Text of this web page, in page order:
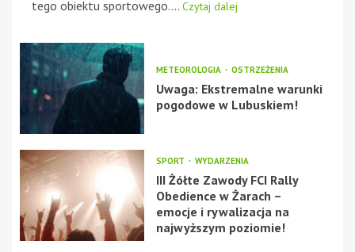
tego obiektu sportowego.... Czytaj dalej
METEOROLOGIA OSTRZEŻENIA
Uwaga: Ekstremalne warunki
pogodowe w Lubuskiem!
SPORT WYDARZENIA
III Żółte Zawody FCI Rally
Obedience w Żarach –
emocje i rywalizacja na
najwyższym poziomie!